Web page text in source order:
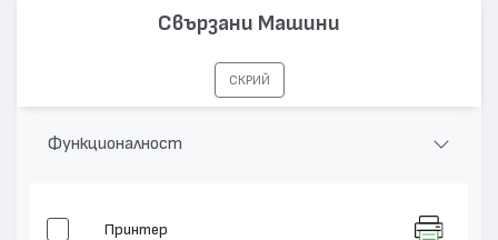
Свързани Машини
СКРИЙ
Функционалност
Принтер